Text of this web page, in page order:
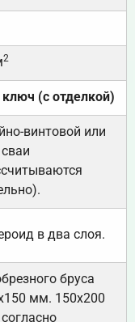
2
(с отделкой)
винтовой или
в два слоя.
бруса
мм. 150х200